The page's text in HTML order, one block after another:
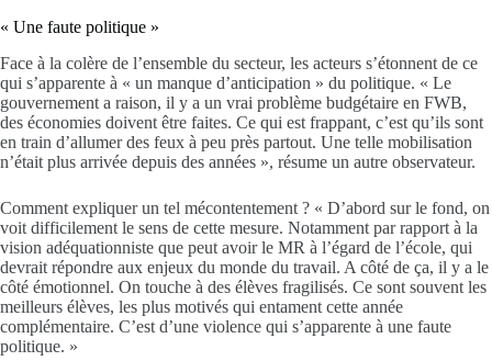
« Une faute politique »
Face à la colère de l’ensemble du secteur, les acteurs s’étonnent de ce
qui s’apparente à « un manque d’anticipation » du politique. « Le
gouvernement a raison, il y a un vrai problème budgétaire en FWB,
des économies doivent être faites. Ce qui est frappant, c’est qu’ils sont
en train d’allumer des feux à peu près partout. Une telle mobilisation
n’était plus arrivée depuis des années », résume un autre observateur.
Comment expliquer un tel mécontentement ? « D’abord sur le fond, on
voit difficilement le sens de cette mesure. Notamment par rapport à la
vision adéquationniste que peut avoir le MR à l’égard de l’école, qui
devrait répondre aux enjeux du monde du travail. A côté de ça, il y a le
côté émotionnel. On touche à des élèves fragilisés. Ce sont souvent les
meilleurs élèves, les plus motivés qui entament cette année
complémentaire. C’est d’une violence qui s’apparente à une faute
politique. »